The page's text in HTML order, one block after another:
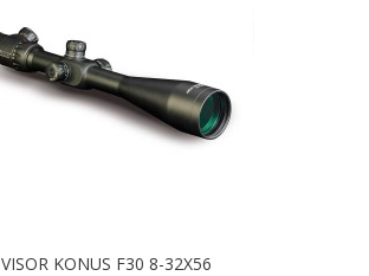
VISOR KONUS F30 8-32X56